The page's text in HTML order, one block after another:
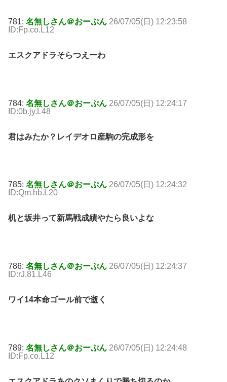
781: 名無しさん＠おーぷん 26/07/05(日) 12:23:58
ID:Fp.co.L12
エスクアドラそらつえーわ
784: 名無しさん＠おーぷん 26/07/05(日) 12:24:17
ID:0b.jy.L48
君はみたか？レイデオロ産駒の完成形を
785: 名無しさん＠おーぷん 26/07/05(日) 12:24:32
ID:Qm.hb.L20
机と坂井って新馬戦成績やたら良いよな
786: 名無しさん＠おーぷん 26/07/05(日) 12:24:37
ID:rJ.81.L46
ワイ14本命ゴール前で逝く
789: 名無しさん＠おーぷん 26/07/05(日) 12:24:48
ID:Fp.co.L12